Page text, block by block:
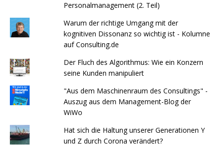
Personalmanagement (2. Teil)
Warum der richtige Umgang mit der
kognitiven Dissonanz so wichtig ist - Kolumne
auf Consulting.de
Der Fluch des Algorithmus: Wie ein Konzern
seine Kunden manipuliert
"Aus dem Maschinenraum des Consultings" -
Auszug aus dem Management-Blog der
WiWo
Hat sich die Haltung unserer Generationen Y
und Z durch Corona verändert?